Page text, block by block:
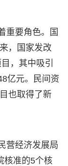
重要角色。国
，国家发改
，其中吸引
亿元。民间资
也取得了新
营经济发展局
核准的5个核